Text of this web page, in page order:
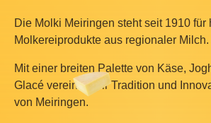
Die Molki Meiringen steht seit 1910 für
Molkereiprodukte aus regionaler Milch.
Mit einer breiten Palette von Käse,
Glacé vereinen wir Tradition und
von Meiringen.